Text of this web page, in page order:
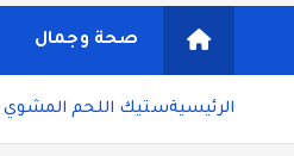
ونصائح يومية تركز على
مستخدم سلسة
صحة وجمال
الرئيسيةستيك اللحم المشوي